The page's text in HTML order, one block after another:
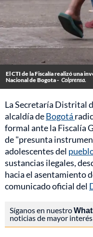
El CTI de la Fiscalía realizó una
Nacional de Bogota - Colprensa.
La Secretaría Distrital
alcaldía deBogotá
formal ante la Fiscalía
de "presunta
adolescentes del
sustancias ilegales,
hacia el asentamiento
comunicado oficial del
Síganos en nuestro
noticias de mayor interés